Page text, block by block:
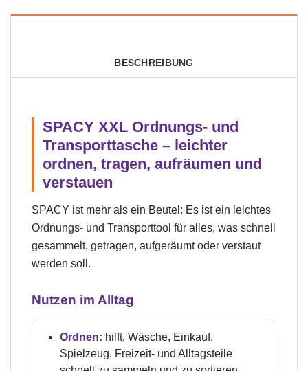
BESCHREIBUNG
SPACY XXL Ordnungs- und
Transporttasche – leichter
ordnen, tragen, aufräumen und
verstauen
SPACY ist mehr als ein Beutel: Es ist ein leichtes
Ordnungs- und Transporttool für alles, was schnell
gesammelt, getragen, aufgeräumt oder verstaut
werden soll.
Nutzen im Alltag
Ordnen: hilft, Wäsche, Einkauf,
Spielzeug, Freizeit- und Alltagsteile